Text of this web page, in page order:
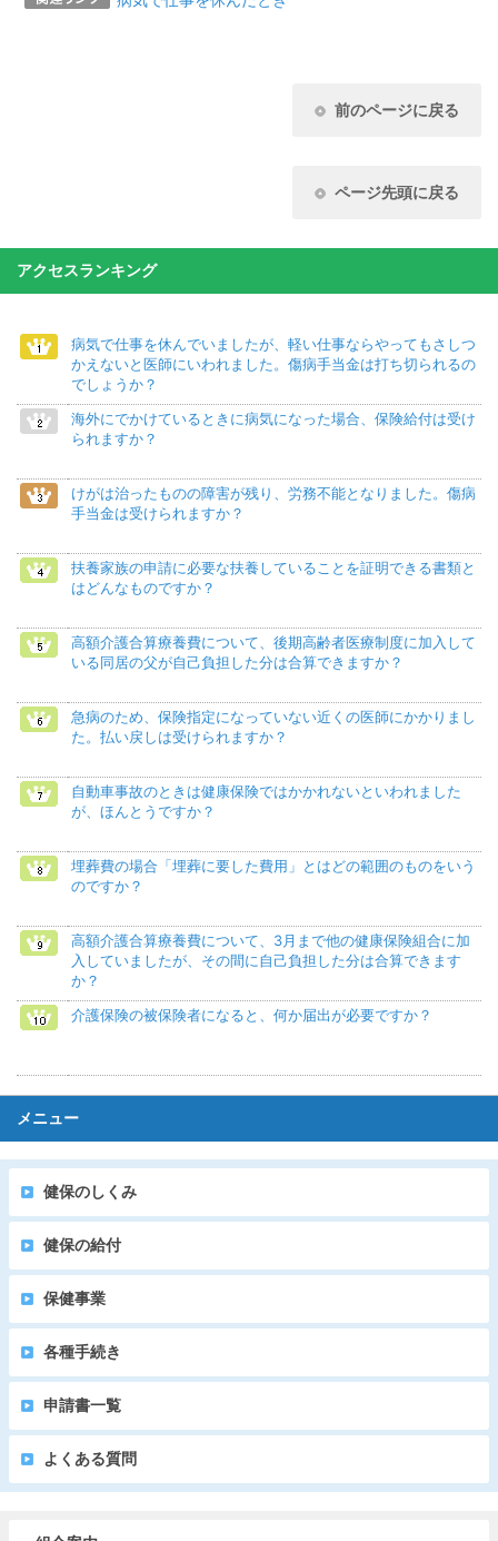
前のページに戻る
ページ先頭に戻る
アクセスランキング
病気で仕事を休んでいましたが、軽い仕事ならやってもさしつ
かえないと医師にいわれました。傷病手当金は打ち切られるの
でしょうか？
海外にでかけているときに病気になった場合、保険給付は受け
られますか？
けがは治ったものの障害が残り、労務不能となりました。傷病
手当金は受けられますか？
扶養家族の申請に必要な扶養していることを証明できる書類と
はどんなものですか？
高額介護合算療養費について、後期高齢者医療制度に加入して
いる同居の父が自己負担した分は合算できますか？
急病のため、保険指定になっていない近くの医師にかかりまし
た。払い戻しは受けられますか？
自動車事故のときは健康保険ではかかれないといわれました
が、ほんとうですか？
埋葬費の場合「埋葬に要した費用」とはどの範囲のものをいう
のですか？
高額介護合算療養費について、3月まで他の健康保険組合に加
入していましたが、その間に自己負担した分は合算できます
か？
介護保険の被保険者になると、何か届出が必要ですか？
メニュー
健保のしくみ
健保の給付
保健事業
各種手続き
申請書一覧
よくある質問